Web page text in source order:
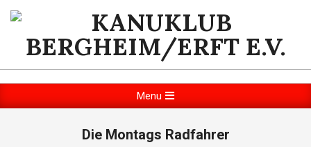
Skip
content
KANUKLUB
BERGHEIM/ERFT
E.V.
Navigation
Menu
Die Montags Radfahrer